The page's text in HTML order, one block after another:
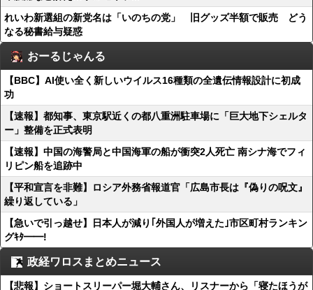
れいわ新選組の新党名は「いのちの党」 旧グッズ半額で販売 どう
なる秘書給与疑惑
おーるじゃんる
【BBC】AI使い全く新しいウイルス16種類の全遺伝情報設計に初成
功
【速報】都知事、東京駅近くの都八重洲駐車場に「巨大地下シェルタ
ー」整備を正式表明
【速報】中国の海警局と中国海軍の船が衝突2人死亡 南シナ海でフィ
リピン船を追跡中
【平和宣言を非難】ロシア外務省報道官「広島市長は『偽りの呪文』
繰り返している」
【急いで引っ越せ】日本人が減り｢外国人が増えた｣市区町村ランキン
グｷﾀ━━!
政経ワロスまとめニュース
【悲報】ショートスリーパー堀大輔さん、リスナーから「寝たほうが